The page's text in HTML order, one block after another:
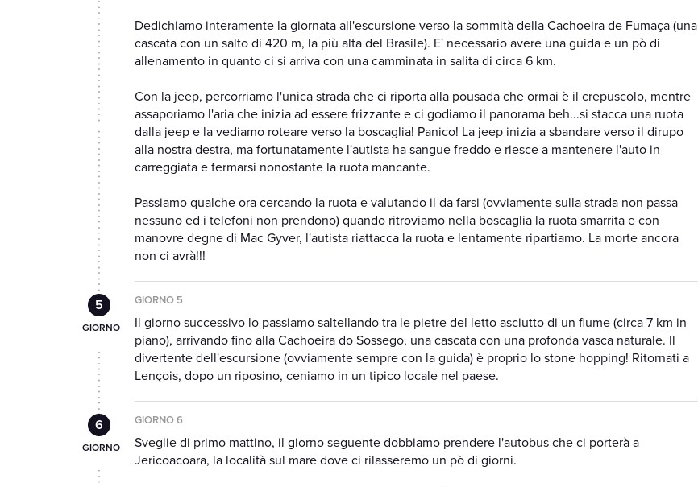
Dedichiamo interamente la giornata all'escursione verso la sommità della Cachoeira de Fumaça (una
cascata con un salto di 420 m, la più alta del Brasile). E' necessario avere una guida e un pò di
allenamento in quanto ci si arriva con una camminata in salita di circa 6 km.
Con la jeep, percorriamo l'unica strada che ci riporta alla pousada che ormai è il crepuscolo, mentre
assaporiamo l'aria che inizia ad essere frizzante e ci godiamo il panorama beh...si stacca una ruota
dalla jeep e la vediamo roteare verso la boscaglia! Panico! La jeep inizia a sbandare verso il dirupo
alla nostra destra, ma fortunatamente l'autista ha sangue freddo e riesce a mantenere l'auto in
carreggiata e fermarsi nonostante la ruota mancante.
Passiamo qualche ora cercando la ruota e valutando il da farsi (ovviamente sulla strada non passa
nessuno ed i telefoni non prendono) quando ritroviamo nella boscaglia la ruota smarrita e con
manovre degne di Mac Gyver, l'autista riattacca la ruota e lentamente ripartiamo. La morte ancora
non ci avrà!!!
GIORNO 5
Il giorno successivo lo passiamo saltellando tra le pietre del letto asciutto di un fiume (circa 7 km in
piano), arrivando fino alla Cachoeira do Sossego, una cascata con una profonda vasca naturale. Il
divertente dell'escursione (ovviamente sempre con la guida) è proprio lo stone hopping! Ritornati a
Lençois, dopo un riposino, ceniamo in un tipico locale nel paese.
GIORNO 6
Sveglie di primo mattino, il giorno seguente dobbiamo prendere l'autobus che ci porterà a
Jericoacoara, la località sul mare dove ci rilasseremo un pò di giorni.